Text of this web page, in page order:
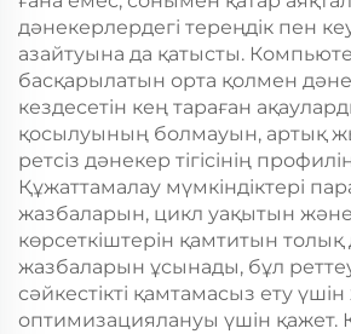
дәнекерлердегі тереңдік пен
азайтуына да қатысты.
басқарылатын орта қолмен
кездесетін кең тараған
қосылуының болмауын, артық
ретсіз дәнекер тігісінің
Құжаттамалау мүмкіндіктері
жазбаларын, цикл уақытын
көрсеткіштерін қамтитын
жазбаларын ұсынады, бұл
сәйкестікті қамтамасыз ету
оптимизациялануы үшін қажет.